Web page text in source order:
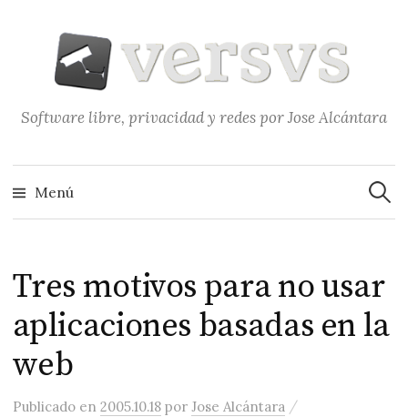
contenido
Software libre, privacidad y redes por Jose Alcántara
Menú
Tres motivos para no usar
aplicaciones basadas en la
web
Publicado en2005.10.18 porJose Alcántara /